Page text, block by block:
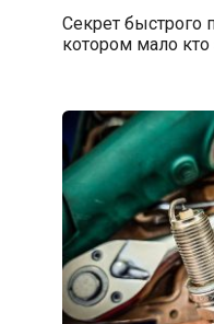
Секрет быстрого
котором мало кто